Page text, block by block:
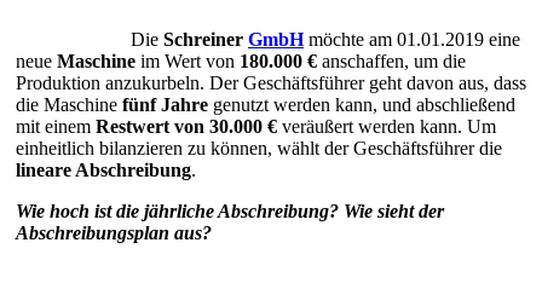
Die Schreiner GmbHmöchte am 01.01.2019 eine
neue Maschine im Wert von 180.000 € anschaffen, um die
Produktion anzukurbeln. Der Geschäftsführer geht davon aus, dass
die Maschine fünf Jahre genutzt werden kann, und abschließend
mit einem Restwert von 30.000 € veräußert werden kann. Um
einheitlich bilanzieren zu können, wählt der Geschäftsführer die
lineare Abschreibung.
Wie hoch ist die jährliche Abschreibung? Wie sieht der
Abschreibungsplan aus?